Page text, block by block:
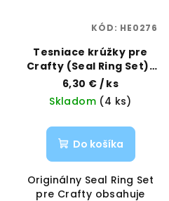
Tesniace krúžky pre
Crafty (Seal Ring Set) |
Storz & Bickel |
Vaporama
6,30 € / ks
Skladom (4 ks)
Do košíka
Originálny Seal Ring Set
pre Crafty obsahuje
KÓD: HE0276